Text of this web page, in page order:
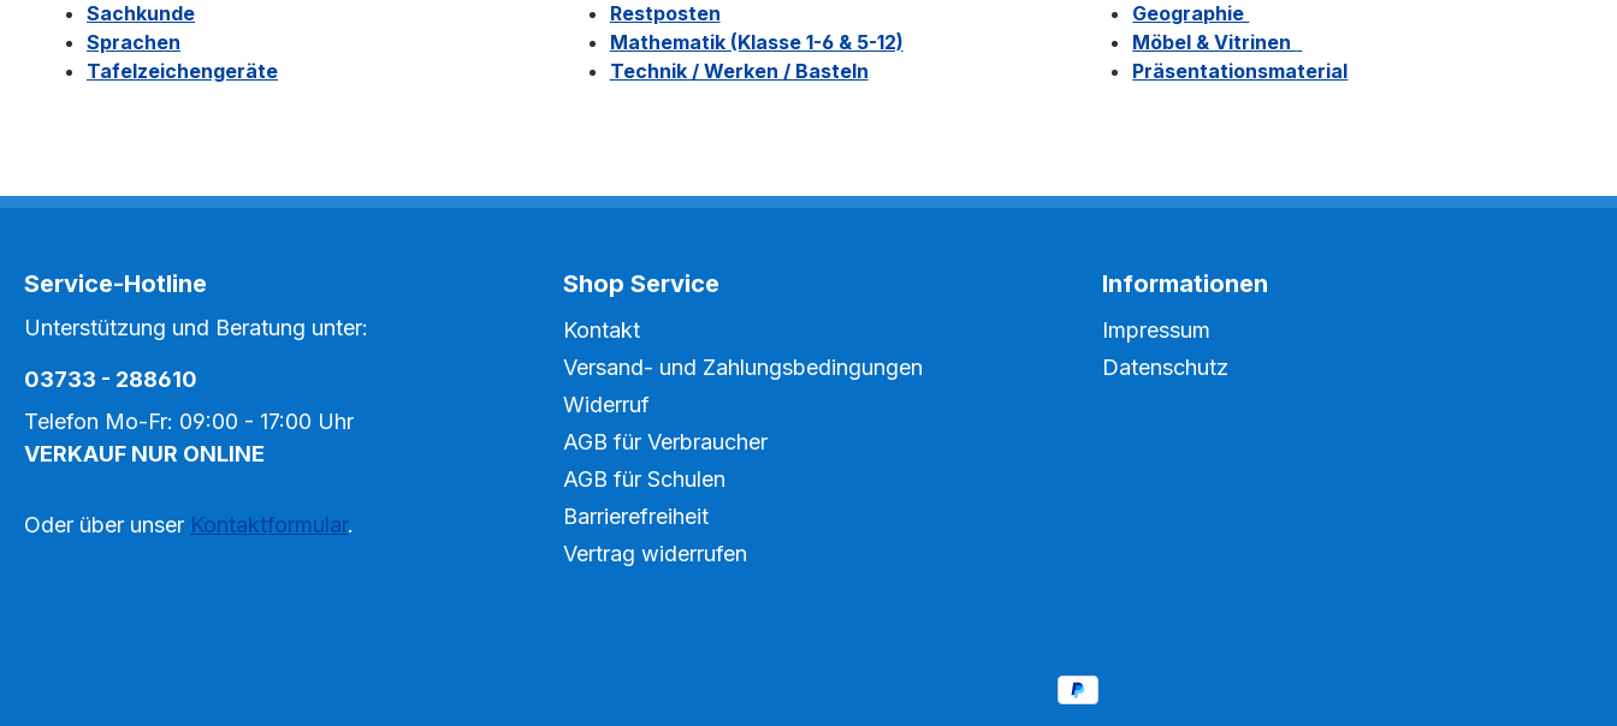
Sachkunde
Sprachen
Tafelzeichengeräte
Restposten
Mathematik (Klasse 1-6 & 5-12)
Technik / Werken / Basteln
Geographie
Möbel & Vitrinen
Präsentationsmaterial
Service-Hotline
Unterstützung und Beratung unter:
03733 - 288610
Telefon Mo-Fr: 09:00 - 17:00 Uhr
VERKAUF NUR ONLINE
Oder über unser Kontaktformular.
Shop Service
Kontakt
Versand- und Zahlungsbedingungen
Widerruf
AGB für Verbraucher
AGB für Schulen
Barrierefreiheit
Vertrag widerrufen
Informationen
Impressum
Datenschutz